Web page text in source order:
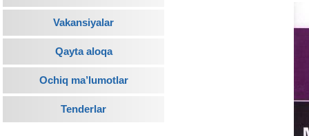
Vakansiyalar
Qayta aloqa
Ochiq ma’lumotlar
Tenderlar